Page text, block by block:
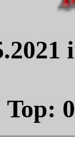
Top: 0